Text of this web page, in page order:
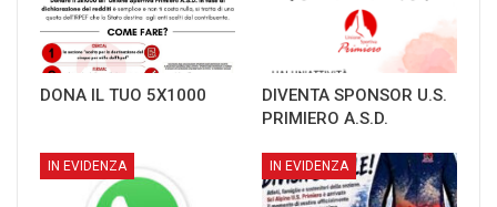
DONA IL TUO 5X1000
DIVENTA SPONSOR U.S.
PRIMIERO A.S.D.
IN EVIDENZA IN EVIDENZA